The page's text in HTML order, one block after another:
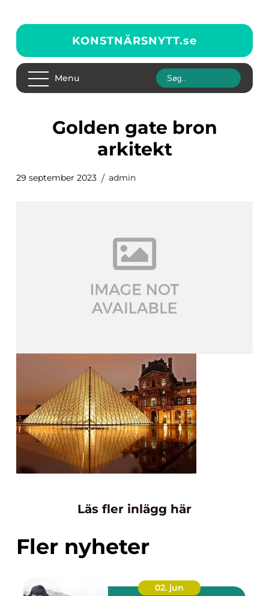
KONSTNÄRSNYTT.se
Menu
golden gate bron
arkitekt
29 september 2023 admin
Läs fler inlägg här
Fler nyheter
02. jun